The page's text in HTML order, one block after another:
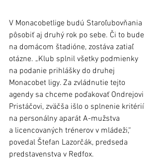
V Monacobetlige budú Staroľubovňania
pôsobiť aj druhý rok po sebe. Či to bude
na domácom štadióne, zostáva zatiaľ
otázne. „Klub splnil všetky podmienky
na podanie prihlášky do druhej
Monacobet ligy. Za zvládnutie tejto
agendy sa chceme poďakovať Ondrejovi
Pristáčovi, zväčša išlo o splnenie kritérií
na personálny aparát A-mužstva
a licencovaných trénerov v mládeži,“
povedal Štefan Lazorčák, predseda
predstavenstva v Redfox.